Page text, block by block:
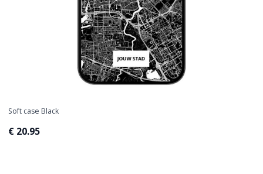
Soft case Black
€ 20.95